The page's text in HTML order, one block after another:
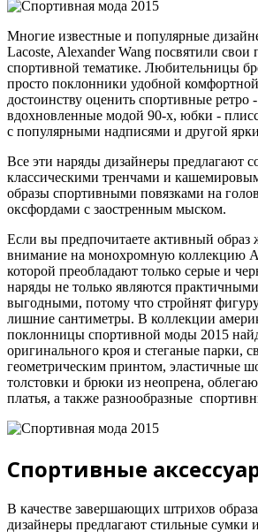
Многие известные и популярные
Lacoste, Alexander Wang посвятили свои
спортивной тематике. Любительницы
просто поклонники удобной
достоинству оценить спортивные ретро
вдохновленные модой 90-х, юбки -
с популярными надписями и другой
Все эти наряды дизайнеры предлагают
классическими тренчами и
образы спортивными повязками на
оксфордами с заостренным мыском.
Если вы предпочитаете активный образ
внимание на монохромную коллекцию
которой преобладают только серые и
наряды не только являются
выгодными, потому что стройнят
лишние сантиметры. В коллекции
поклонницы спортивной моды 2015
оригинального кроя и стеганые парки,
геометрическим принтом, эластичные
толстовки и брюки из неопрена,
платья, а также разнообразные
Спортивные
В качестве завершающих штрихов
дизайнеры предлагают стильные сумки